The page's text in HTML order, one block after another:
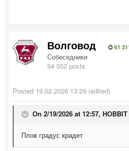
Волговод 61
Собеседники
94 552 posts
Posted 19.02.2026 13:29 (edited)
On 2/19/2026 at 12:57, HOBBIT
Плов градус крадет